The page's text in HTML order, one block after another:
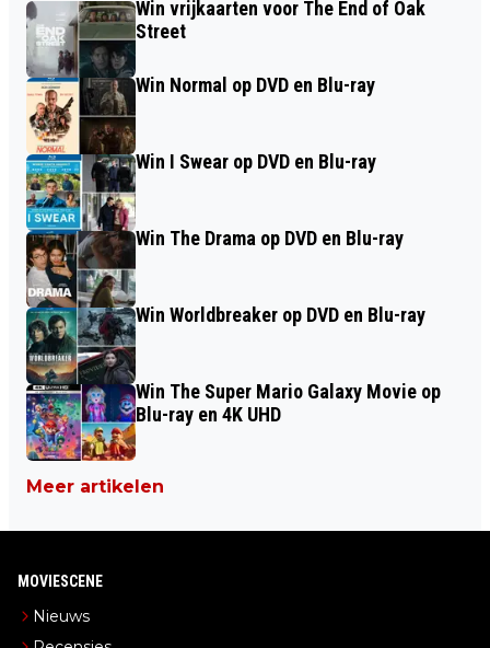
Win vrijkaarten voor The End of Oak
Street
Win Normal op DVD en Blu-ray
Win I Swear op DVD en Blu-ray
Win The Drama op DVD en Blu-ray
Win Worldbreaker op DVD en Blu-ray
Win The Super Mario Galaxy Movie op
Blu-ray en 4K UHD
Meer artikelen
MOVIESCENE
Nieuws